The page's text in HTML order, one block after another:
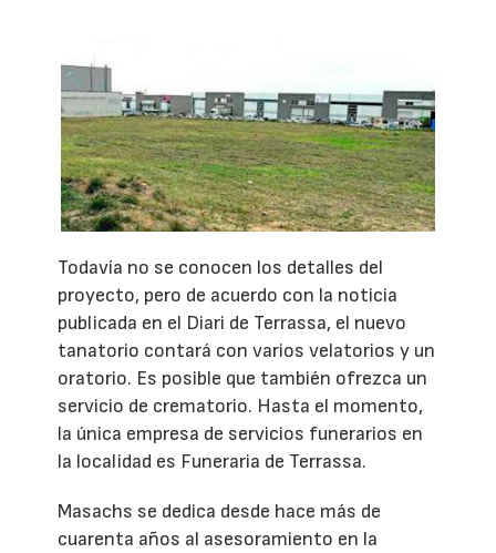
Todavía no se conocen los detalles del
proyecto, pero de acuerdo con la noticia
publicada en el Diari de Terrassa, el nuevo
tanatorio contará con varios velatorios y un
oratorio. Es posible que también ofrezca un
servicio de crematorio. Hasta el momento,
la única empresa de servicios funerarios en
la localidad es Funeraria de Terrassa.
Masachs se dedica desde hace más de
cuarenta años al asesoramiento en la